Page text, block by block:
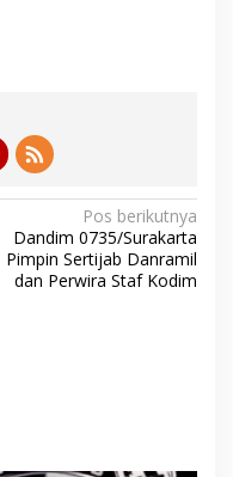
Pos berikutnya
Dandim 0735/Surakarta
Pimpin Sertijab Danramil
dan Perwira Staf Kodim